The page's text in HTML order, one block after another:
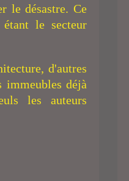
le désastre. Ce
le secteur
d'autres
immeubles déjà
les auteurs